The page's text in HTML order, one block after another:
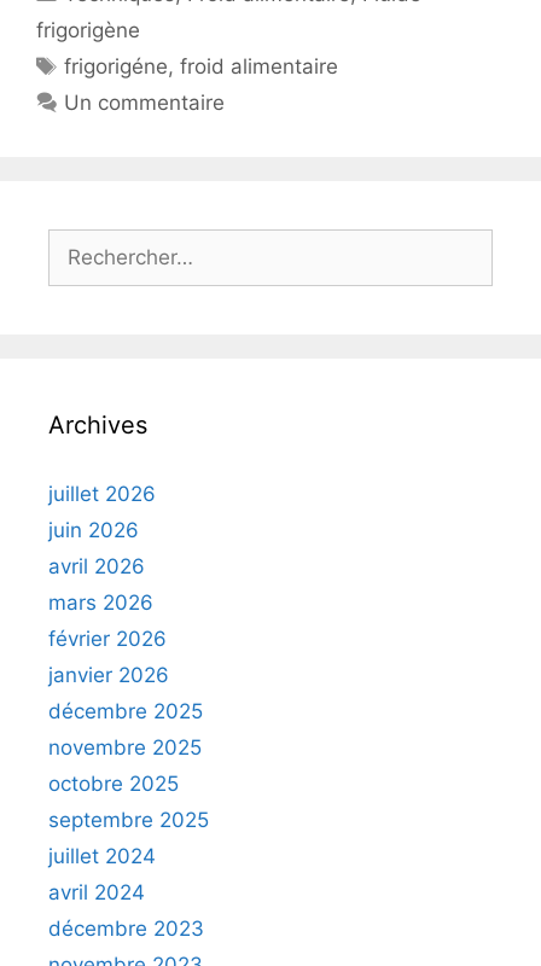
frigorigène
Étiquettes
frigorigéne,froid alimentaire
Un commentaire
Rechercher :
Archives
juillet 2026
juin 2026
avril 2026
mars 2026
février 2026
janvier 2026
décembre 2025
novembre 2025
octobre 2025
septembre 2025
juillet 2024
avril 2024
décembre 2023